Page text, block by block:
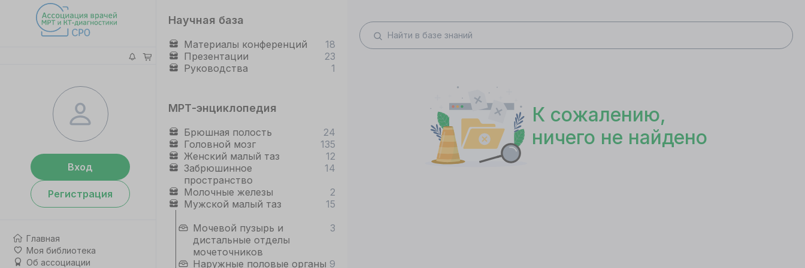
Вход
Регистрация
Главная
Моя библиотека
Об ассоциации
Научная база
Материалы конференций
18
Презентации
23
Руководства
1
МРТ-энциклопедия
Брюшная полость
24
Головной мозг
135
Женский малый таз
12
Забрюшинное
пространство
14
Молочные железы
2
Мужской малый таз
15
Мочевой пузырь и
дистальные отделы
мочеточников
3
Наружные половые органы 9
К сожалению,
ничего не найдено